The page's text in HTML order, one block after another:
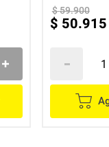
$59.900
$ 50.915